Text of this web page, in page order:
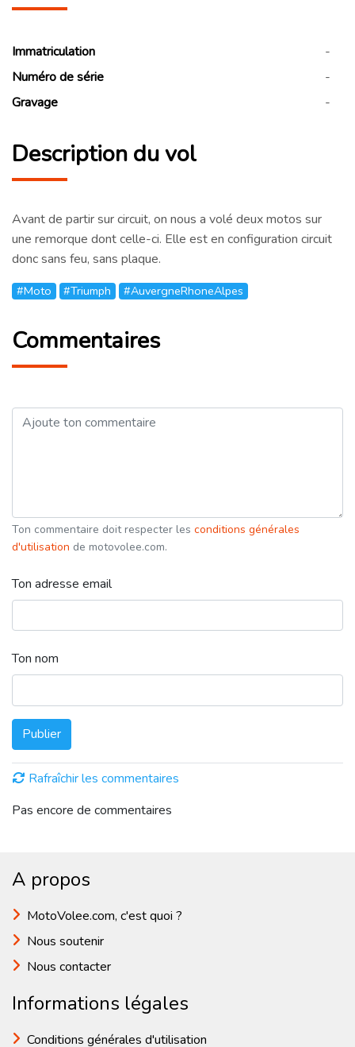
Immatriculation
-
Numéro de série
-
Gravage
-
Description du vol
Avant de partir sur circuit, on nous a volé deux motos sur
une remorque dont celle-ci. Elle est en configuration circuit
donc sans feu, sans plaque.
#Moto #Triumph #AuvergneRhoneAlpes
Commentaires
Ton commentaire doit respecter les conditions générales
d'utilisation de motovolee.com.
Ton adresse email
Ton nom
Publier
Rafraîchir les commentaires
Pas encore de commentaires
A propos
MotoVolee.com, c'est quoi ?
Nous soutenir
Nous contacter
Informations légales
Conditions générales d'utilisation